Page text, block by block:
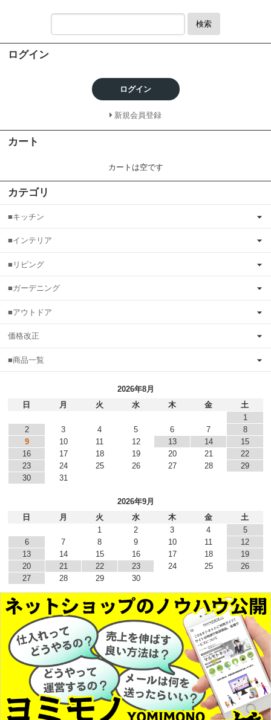
検索
ログイン
ログイン
新規会員登録
カート
カートは空です
カテゴリ
■キッチン
■インテリア
■リビング
■ガーデニング
■アウトドア
価格改正
■商品一覧
2026年8月
日
月 火 水 木 金
土
1
2
3 4 5 6 7
8
9
10 11 12 13 14
15
16
17 18 19 20 21
22
23
24 25 26 27 28
29
30
31
2026年9月
日
月 火 水 木 金
土
1
2 3 4
5
6
7 8 9 10 11
12
13
14 15 16 17 18
19
20
21 22 23 24 25
26
27
28 29 30